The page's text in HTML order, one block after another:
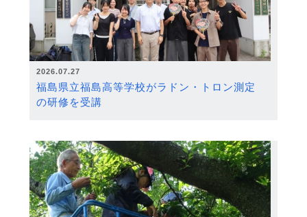
2026.07.27
福島県立福島高等学校がラドン・トロン測定
の研修を受講